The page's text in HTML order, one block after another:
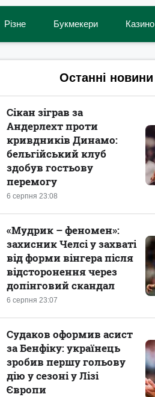
Різне Букмекери Казино
Останні новини
6 серпня 23:08
Сікан зіграв за
Андерлехт проти
кривдників Динамо:
бельгійський клуб
здобув гостьову
перемогу
6 серпня 23:07
«Мудрик – феномен»:
захисник Челсі у захваті
від форми вінгера після
відсторонення через
допінговий скандал
Судаков оформив асист
за Бенфіку: українець
зробив першу гольову
дію у сезоні у Лізі
Європи